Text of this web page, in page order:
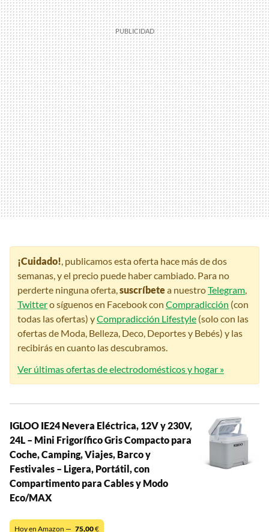
¡Cuidado!, publicamos esta oferta hace más de dos
semanas, y el precio puede haber cambiado. Para no
perderte ninguna oferta,suscríbetea nuestroTelegram,
Twittero síguenos en Facebook con Compradicción (con
todas las ofertas) yCompradicción Lifestyle (solo con las
ofertas de Moda, Belleza, Deco, Deportes y Bebés) y las
recibirás en cuanto las descubramos.
Ver últimas ofertas de electrodomésticos y hogar »
IGLOO IE24 Nevera Eléctrica, 12V y 230V,
24L – Mini Frigorífico Gris Compacto para
Coche, Camping, Viajes, Barco y
Festivales – Ligera, Portátil, con
Compartimento para Cables y Modo
Eco/MAX
Hoy en Amazon — 75,00€